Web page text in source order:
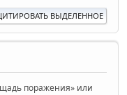
ВЫДЕЛЕННОЕ
поражения» или